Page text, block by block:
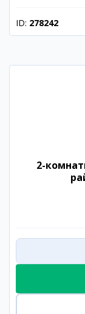
ID: 278242
2-